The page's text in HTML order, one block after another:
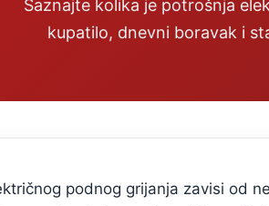
Saznajte kolika je potrošnja
kupatilo, dnevni boravak i
podnog grijanja zavisi od